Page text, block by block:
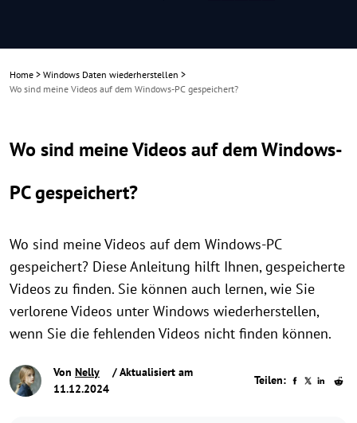
Home > Windows Daten wiederherstellen >
Wo sind meine Videos auf dem Windows-PC gespeichert?
Wo sind meine Videos auf dem Windows-
PC gespeichert?
Wo sind meine Videos auf dem Windows-PC
gespeichert? Diese Anleitung hilft Ihnen, gespeicherte
Videos zu finden. Sie können auch lernen, wie Sie
verlorene Videos unter Windows wiederherstellen,
wenn Sie die fehlenden Videos nicht finden können.
Von Nelly
/ Aktualisiert am
11.12.2024
Teilen: